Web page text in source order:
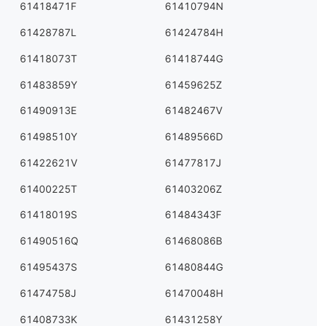
61418471F 61410794N
61428787L 61424784H
61418073T 61418744G
61483859Y 61459625Z
61490913E 61482467V
61498510Y 61489566D
61422621V 61477817J
61400225T 61403206Z
61418019S 61484343F
61490516Q 61468086B
61495437S 61480844G
61474758J 61470048H
61408733K 61431258Y